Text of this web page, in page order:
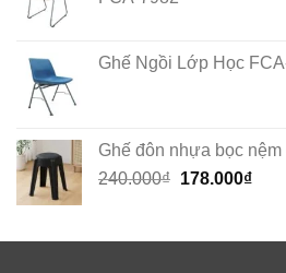
Ghế Ngồi Lớp Học
Ghế đôn nhựa bọc
240.000₫ Original
240.000₫.
178.000₫